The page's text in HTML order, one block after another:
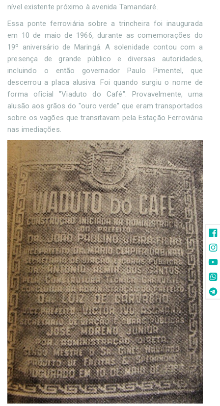
nível existente próximo à avenida Tamandaré.
Essa ponte ferroviária sobre a trincheira foi inaugurada
em 10 de maio de 1966, durante as comemorações do
19º aniversário de Maringá. A solenidade contou com a
presença de grande público e diversas autoridades,
incluindo o então governador Paulo Pimentel, que
descerrou a placa alusiva. Foi quando surgiu o nome de
forma oficial "Viaduto do Café". Provavelmente, uma
alusão aos grãos do "ouro verde" que eram transportados
sobre os vagões que transitavam pela Estação Ferroviária
nas imediações.